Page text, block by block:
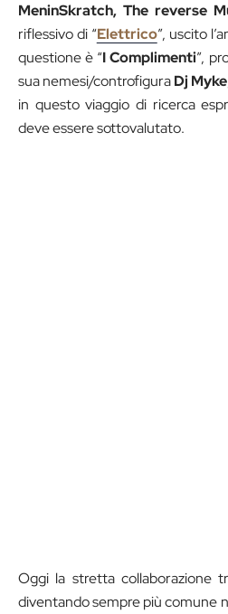
MeninSkratch, The reverse
riflessivo di “Elettrico”, uscito
questione è “I Complimenti”,
sua nemesi/controfiguraDj Myke
in questo viaggio di ricerca
deve essere sottovalutato.
Oggi la stretta collaborazione
diventando sempre più comune